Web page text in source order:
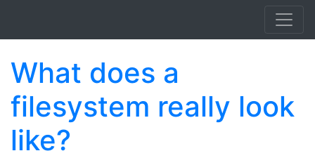
What does a
filesystem really look
like?